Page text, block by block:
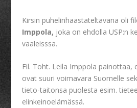
Kirsin puhelinhaastateltavana oli
Imppola, joka on ehdolla USP:n
vaaleisssa.
Fil. Toht. Leila Imppola painottaa,
ovat suuri voimavara Suomelle
tieto-taitonsa puolesta esim.
elinkeinoelämässä.